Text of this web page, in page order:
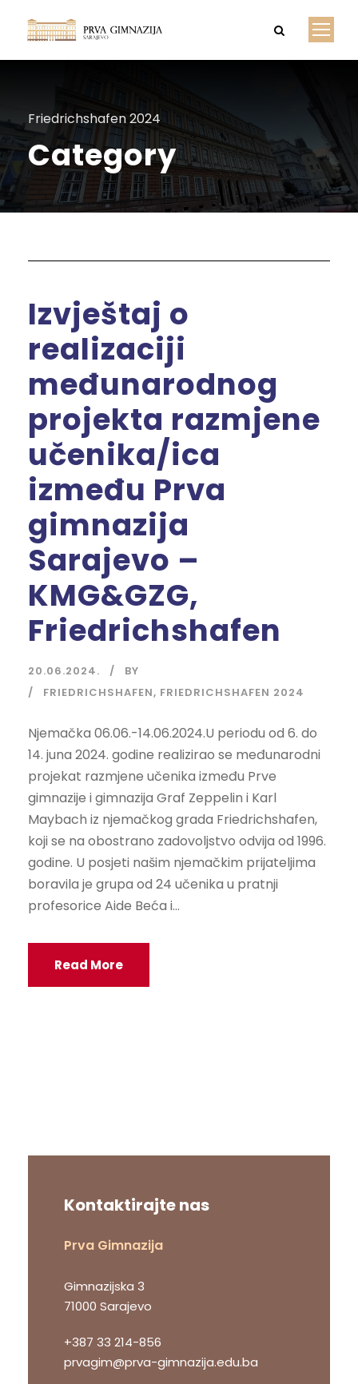
Friedrichshafen 2024
Category
Izvještaj o
realizaciji
međunarodnog
projekta razmjene
učenika/ica
između Prva
gimnazija
Sarajevo –
KMG&GZG,
Friedrichshafen
20.06.2024.
BY
FRIEDRICHSHAFEN, FRIEDRICHSHAFEN 2024
Njemačka 06.06.-14.06.2024.U periodu od 6. do
14. juna 2024. godine realizirao se međunarodni
projekat razmjene učenika između Prve
gimnazije i gimnazija Graf Zeppelin i Karl
Maybach iz njemačkog grada Friedrichshafen,
koji se na obostrano zadovoljstvo odvija od 1996.
godine. U posjeti našim njemačkim prijateljima
boravila je grupa od 24 učenika u pratnji
profesorice Aide Beća i...
Read More
Kontaktirajte nas
Prva Gimnazija
Gimnazijska 3
71000 Sarajevo
+387 33 214-856
prvagim@prva-gimnazija.edu.ba